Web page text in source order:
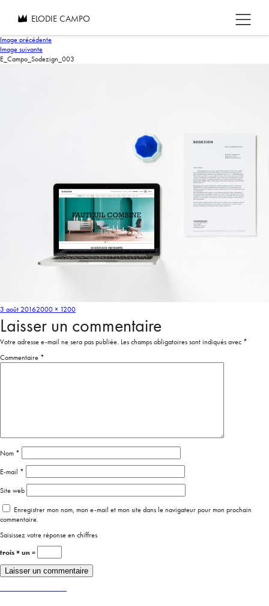
ELODIE CAMPO
Image précédente
Image suivante
E_Campo_Sodezign_003
3 août 20162000 × 1200
Laisser un commentaire
Votre adresse e-mail ne sera pas publiée. Les champs obligatoires sont indiqués avec *
Commentaire *
Nom *
E-mail *
Site web
Enregistrer mon nom, mon e-mail et mon site dans le navigateur pour mon prochain
commentaire.
Saisissez votre réponse en chiffres
trois × un =